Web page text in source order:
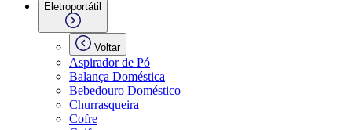
Eletroportátil
Voltar
Aspirador de Pó
Balança Doméstica
Bebedouro Doméstico
Churrasqueira
Cofre